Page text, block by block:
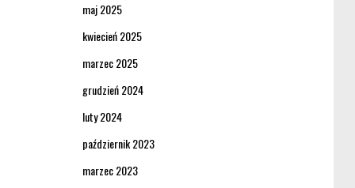
maj 2025
kwiecień 2025
marzec 2025
grudzień 2024
luty 2024
październik 2023
marzec 2023